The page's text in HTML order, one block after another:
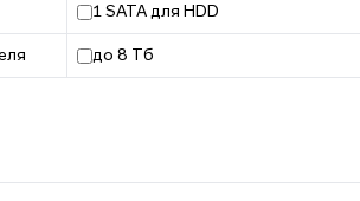
1 SATA для HDD
до 8 Тб